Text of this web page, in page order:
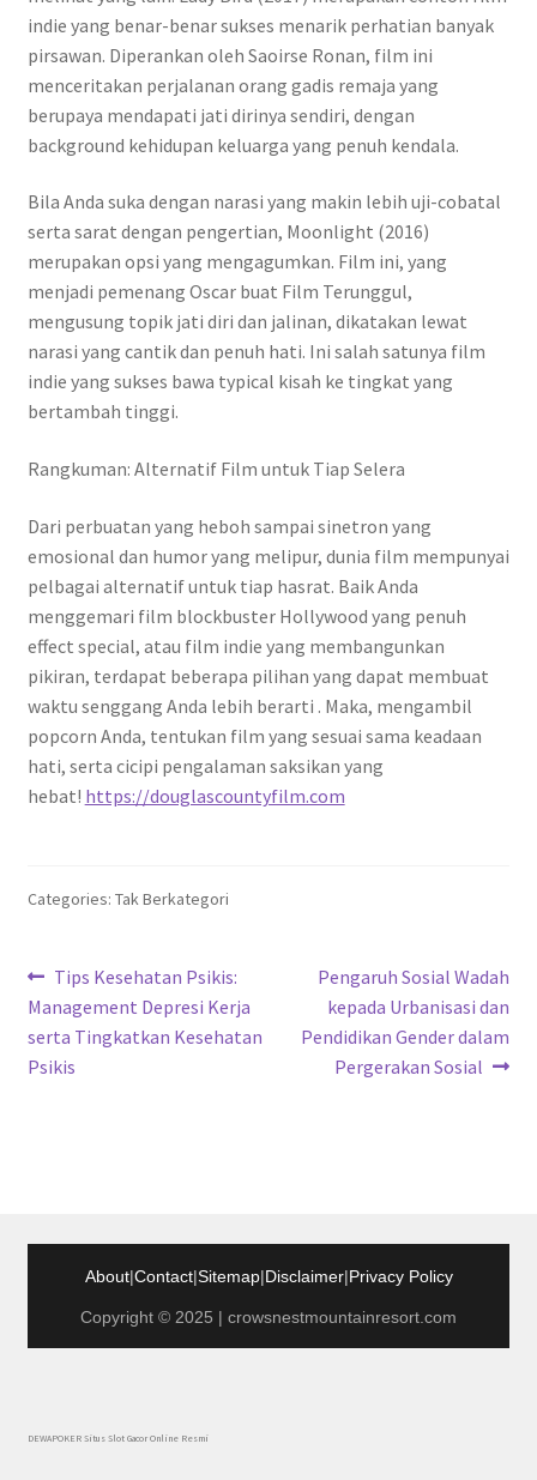
indie yang benar-benar sukses menarik perhatian banyak
pirsawan. Diperankan oleh Saoirse Ronan, film ini
menceritakan perjalanan orang gadis remaja yang
berupaya mendapati jati dirinya sendiri, dengan
background kehidupan keluarga yang penuh kendala.
Bila Anda suka dengan narasi yang makin lebih uji-cobatal
serta sarat dengan pengertian, Moonlight (2016)
merupakan opsi yang mengagumkan. Film ini, yang
menjadi pemenang Oscar buat Film Terunggul,
mengusung topik jati diri dan jalinan, dikatakan lewat
narasi yang cantik dan penuh hati. Ini salah satunya film
indie yang sukses bawa typical kisah ke tingkat yang
bertambah tinggi.
Rangkuman: Alternatif Film untuk Tiap Selera
Dari perbuatan yang heboh sampai sinetron yang
emosional dan humor yang melipur, dunia film mempunyai
pelbagai alternatif untuk tiap hasrat. Baik Anda
menggemari film blockbuster Hollywood yang penuh
effect special, atau film indie yang membangunkan
pikiran, terdapat beberapa pilihan yang dapat membuat
waktu senggang Anda lebih berarti . Maka, mengambil
popcorn Anda, tentukan film yang sesuai sama keadaan
hati, serta cicipi pengalaman saksikan yang
hebat! https://douglascountyfilm.com
Categories: Tak Berkategori
Navigasi
pos
Previous
post:
Tips Kesehatan Psikis:
Management Depresi Kerja
serta Tingkatkan Kesehatan
Psikis
Next
post:
Pengaruh Sosial Wadah
kepada Urbanisasi dan
Pendidikan Gender dalam
Pergerakan Sosial
About|Contact|Sitemap|Disclaimer|Privacy Policy
Copyright © 2025 | crowsnestmountainresort.com
DEWAPOKER Situs Slot Gacor Online Resmi